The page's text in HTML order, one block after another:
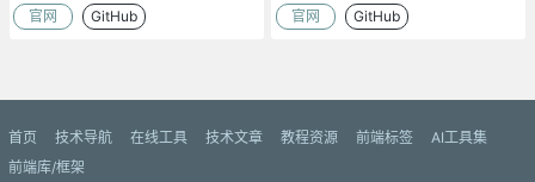
官网 GitHub 官网 GitHub
首页 技术导航 在线工具 技术文章 教程资源 前端标签
AI工具集
前端库/框架